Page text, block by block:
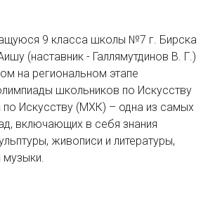
9 класса школы №7 г. Бирска
(наставник - Галлямутдинов В. Г.)
на региональном этапе
школьников по Искусству
Искусству (МХК) – одна из самых
включающих в себя знания
живописи и литературы,
музыки.